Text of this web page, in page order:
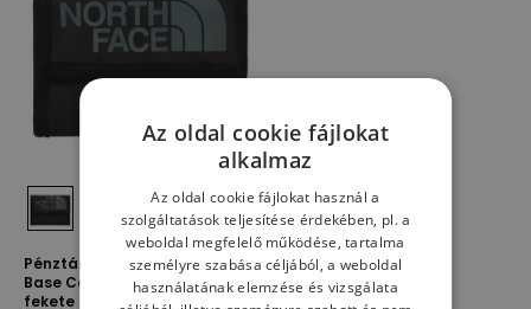
Pénztárca The North Face
Base Camp 0A52TH4H01 -
fekete
Az oldal cookie fájlokat
alkalmaz
Az oldal cookie fájlokat használ a
szolgáltatások teljesítése érdekében, pl. a
weboldal megfelelő működése, tartalma
személyre szabása céljából, a weboldal
használatának elemzése és vizsgálata